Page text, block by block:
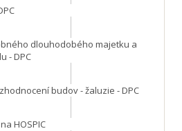
dlouhodobého majetku a
- DPC
budov - žaluzie - DPC
HOSPIC